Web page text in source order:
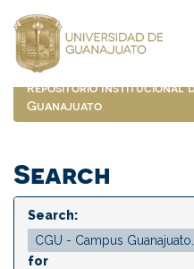
navigation
Repositorio Institucional
Guanajuato
Search
Search:
for